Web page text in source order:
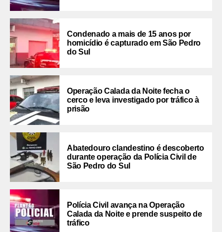
Condenado a mais de 15 anos por
homicídio é capturado em São Pedro
do Sul
Operação Calada da Noite fecha o
cerco e leva investigado por tráfico à
prisão
Abatedouro clandestino é descoberto
durante operação da Polícia Civil de
São Pedro do Sul
Polícia Civil avança na Operação
Calada da Noite e prende suspeito de
tráfico